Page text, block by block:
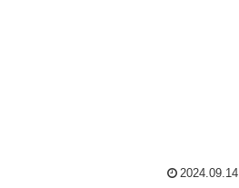
2024.09.14